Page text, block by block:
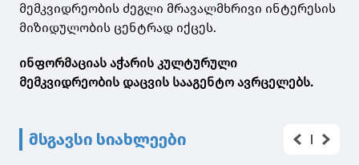
მემკვიდრეობის ძეგლი მრავალმხრივი ინტერესის
მიზიდულობის ცენტრად იქცეს.
ინფორმაციას აჭარის კულტურული
მემკვიდრეობის დაცვის სააგენტო ავრცელებს.
მსგავსი სიახლეები